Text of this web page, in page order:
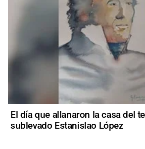
El día que allanaron la casa del
sublevado Estanislao López